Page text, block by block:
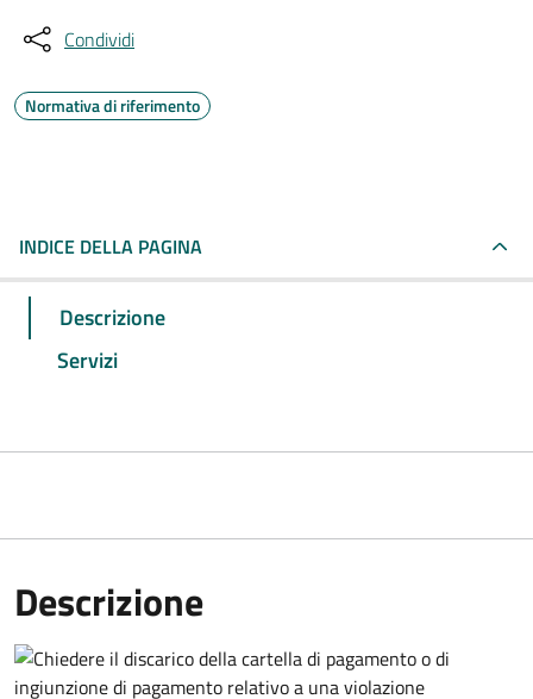
Condividi
Normativa di riferimento
INDICE DELLA PAGINA
Descrizione
Servizi
Descrizione